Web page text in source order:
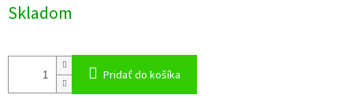
cena:
Skladom
Pridať do košíka